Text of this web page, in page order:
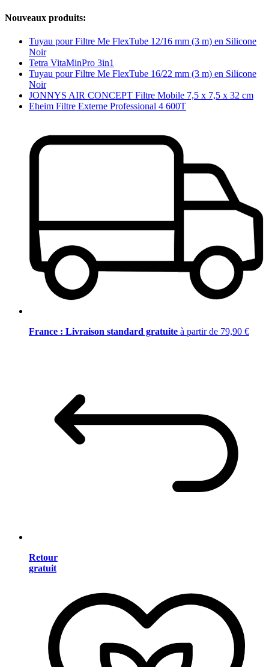
Nouveaux produits:
Tuyau pour Filtre Me FlexTube 12/16 mm (3 m) en Silicone
Noir
Tetra VitaMinPro 3in1
Tuyau pour Filtre Me FlexTube 16/22 mm (3 m) en Silicone
Noir
JONNYS AIR CONCEPT Filtre Mobile 7,5 x 7,5 x 32 cm
Eheim Filtre Externe Professional 4 600T
France : Livraison standard gratuite à partir de 79,90 €
Retour
gratuit